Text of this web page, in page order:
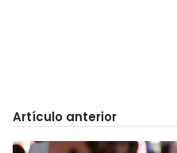
Artículo anterior